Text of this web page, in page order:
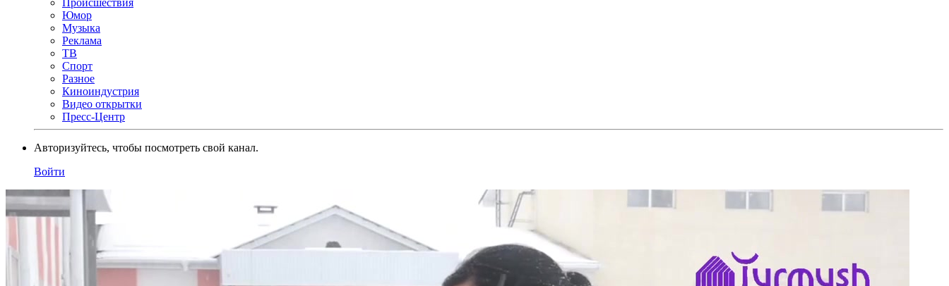
Происшествия
Юмор
Музыка
Реклама
ТВ
Спорт
Разное
Киноиндустрия
Видео открытки
Пресс-Центр
Авторизуйтесь, чтобы посмотреть свой канал.
Войти